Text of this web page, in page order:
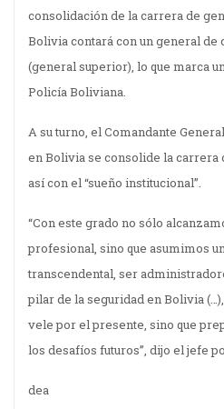
consolidación de la carrera de
Bolivia contará con un general de
(general superior), lo que marca
Policía Boliviana.
A su turno, el Comandante
en Bolivia se consolide la carrera
así con el “sueño institucional”.
“Con este grado no sólo
profesional, sino que asumimos
transcendental, ser
pilar de la seguridad en Bolivia
vele por el presente, sino que
los desafíos futuros”, dijo el jefe
dea